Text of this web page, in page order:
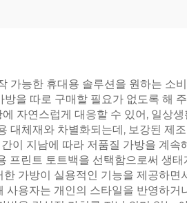
가능한 휴대용 솔루션을 원하는 소
을 따로 구매할 필요가 없도록 해
자연스럽게 대응할 수 있어, 일상
대체재와 차별화되는데, 보강된 제
이 지남에 따라 저품질 가방을 계
프린트 토트백을 선택함으로써 생
가방이 실용적인 기능을 제공하
용자는 개인의 스타일을 반영하